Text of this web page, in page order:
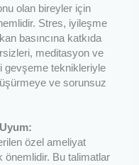
olan bireyler için
Stres, iyileşme
basıncına katkıda
meditasyon ve
gevşeme teknikleriyle
ve sorunsuz
özel ameliyat
önemlidir. Bu talimatlar